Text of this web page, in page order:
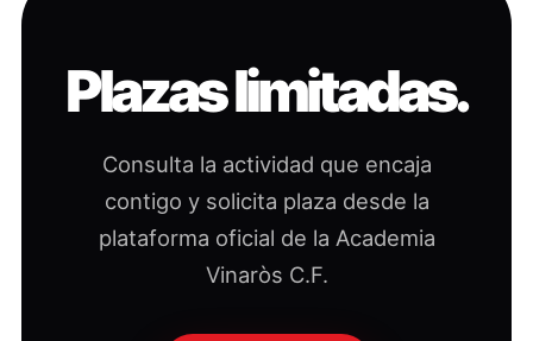
Plazas limitadas.
Consulta la actividad que encaja
contigo y solicita plaza desde la
plataforma oficial de la Academia
Vinaròs C.F.